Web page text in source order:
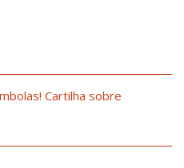
Cartilha sobre